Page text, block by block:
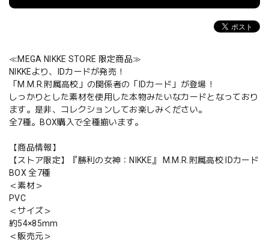
≪MEGA NIKKE STORE 限定商品≫
NIKKEより、IDカードが発売！
「M.M.R.附属高校」の関係者の「IDカード」が登場！
しっかりとした素材を使用した本物みたいなカードとなっており
ます。是非、コレクションしてお楽しみください。
全7種。BOX購入で全種揃います。
【商品情報】
【ストア限定】『勝利の女神：NIKKE』 M.M.R.附属高校 IDカード
BOX 全7種
＜素材＞
PVC
＜サイズ＞
約54×85mm
＜販売元＞